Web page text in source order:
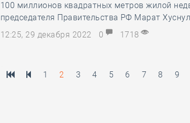
100 миллионов квадратных метров жилой
председателя Правительства РФ Марат
12:25, 29 декабря 2022
0 1718
1 2 3 4 5 6 7 8 9